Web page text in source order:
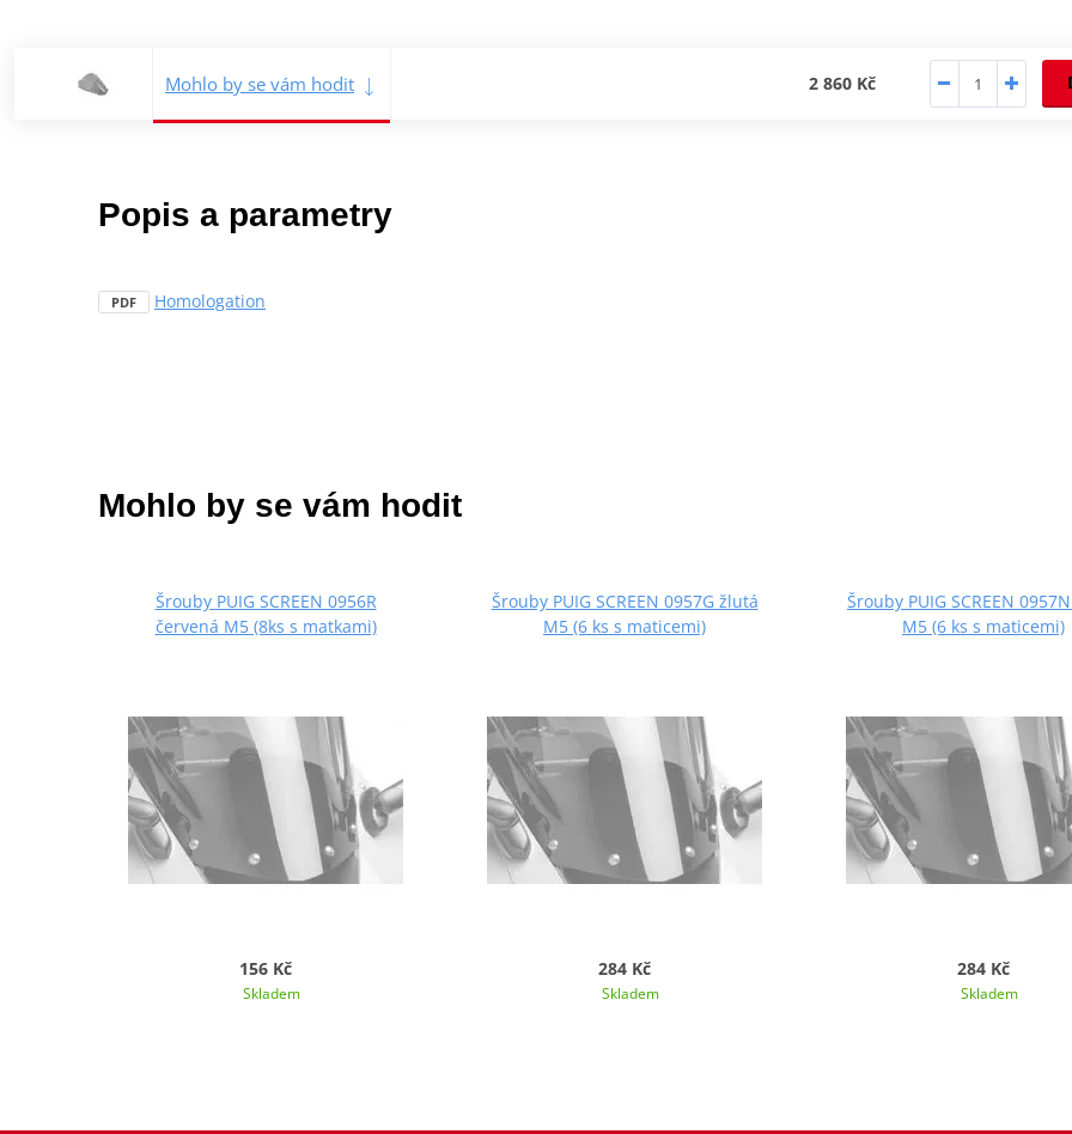
Mohlo by se vám hodit 2 860 Kč
Popis a parametry
PDF Homologation
Mohlo by se vám hodit
Šrouby PUIG SCREEN 0956R
červená M5 (8ks s matkami)
156 Kč
Skladem
Šrouby PUIG SCREEN 0957G žlutá
M5 (6 ks s maticemi)
284 Kč
Skladem
Šrouby PUIG SCREEN
M5 (6 ks s maticemi)
284 Kč
Skladem